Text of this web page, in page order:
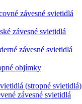
závesné svietidlá
závesné svietidlá
závesné svietidlá
objímky
(stropné svietidlá)
závesné svietidlá